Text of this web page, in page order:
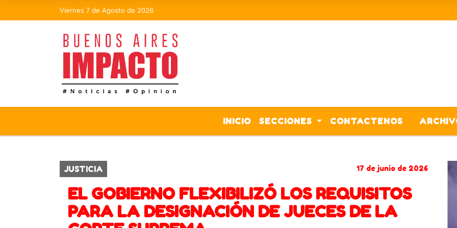
Viernes 7 de Agosto de 2026
INICIO SECCIONES CONTACTENOS
JUSTICIA 17 de junio de 2026
EL GOBIERNO FLEXIBILIZÓ LOS REQUISITOS
PARA LA DESIGNACIÓN DE JUECES DE LA